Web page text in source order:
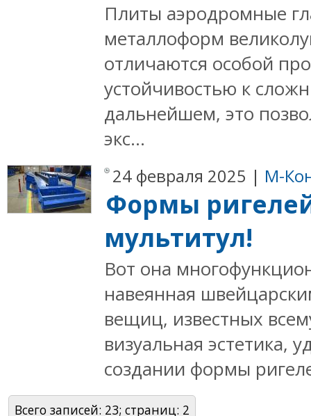
Плиты аэродромные
металлоформ
отличаются особой
устойчивостью к
дальнейшем, это
экс...
24 февраля 2025 | М-
Формы
мультитул!
Вот она
навеянная
вещиц, известных
визуальная эстетика,
создании формы
Всего записей: 23; страниц: 2